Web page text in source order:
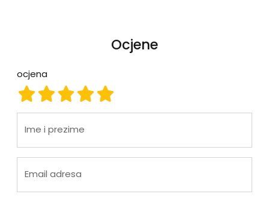
Ocjene
ocjena
ocjena 5
ocjena 4
ocjena 3
ocjena 2
ocjena 1
Ime i prezime
Email adresa